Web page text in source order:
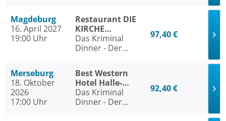
Magdeburg
16. April 2027
19:00 Uhr
Restaurant DIE
KIRCHE
Magdeburg
Das Kriminal
Dinner - Der
97,40 €
Merseburg
18. Oktober
2026
17:00 Uhr
Best Western
Hotel Halle-
Merseburg
Das Kriminal
Dinner - Der
92,40 €